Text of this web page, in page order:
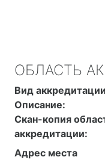
ОБЛАСТЬ
Вид
Описание:
Скан-копия
аккредитации:
Адрес места